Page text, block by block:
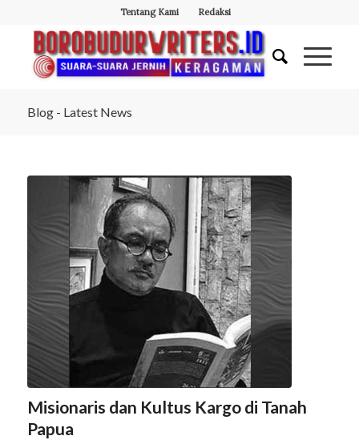
Tentang Kami Redaksi
Blog - Latest News
Misionaris dan Kultus Kargo di Tanah
Papua